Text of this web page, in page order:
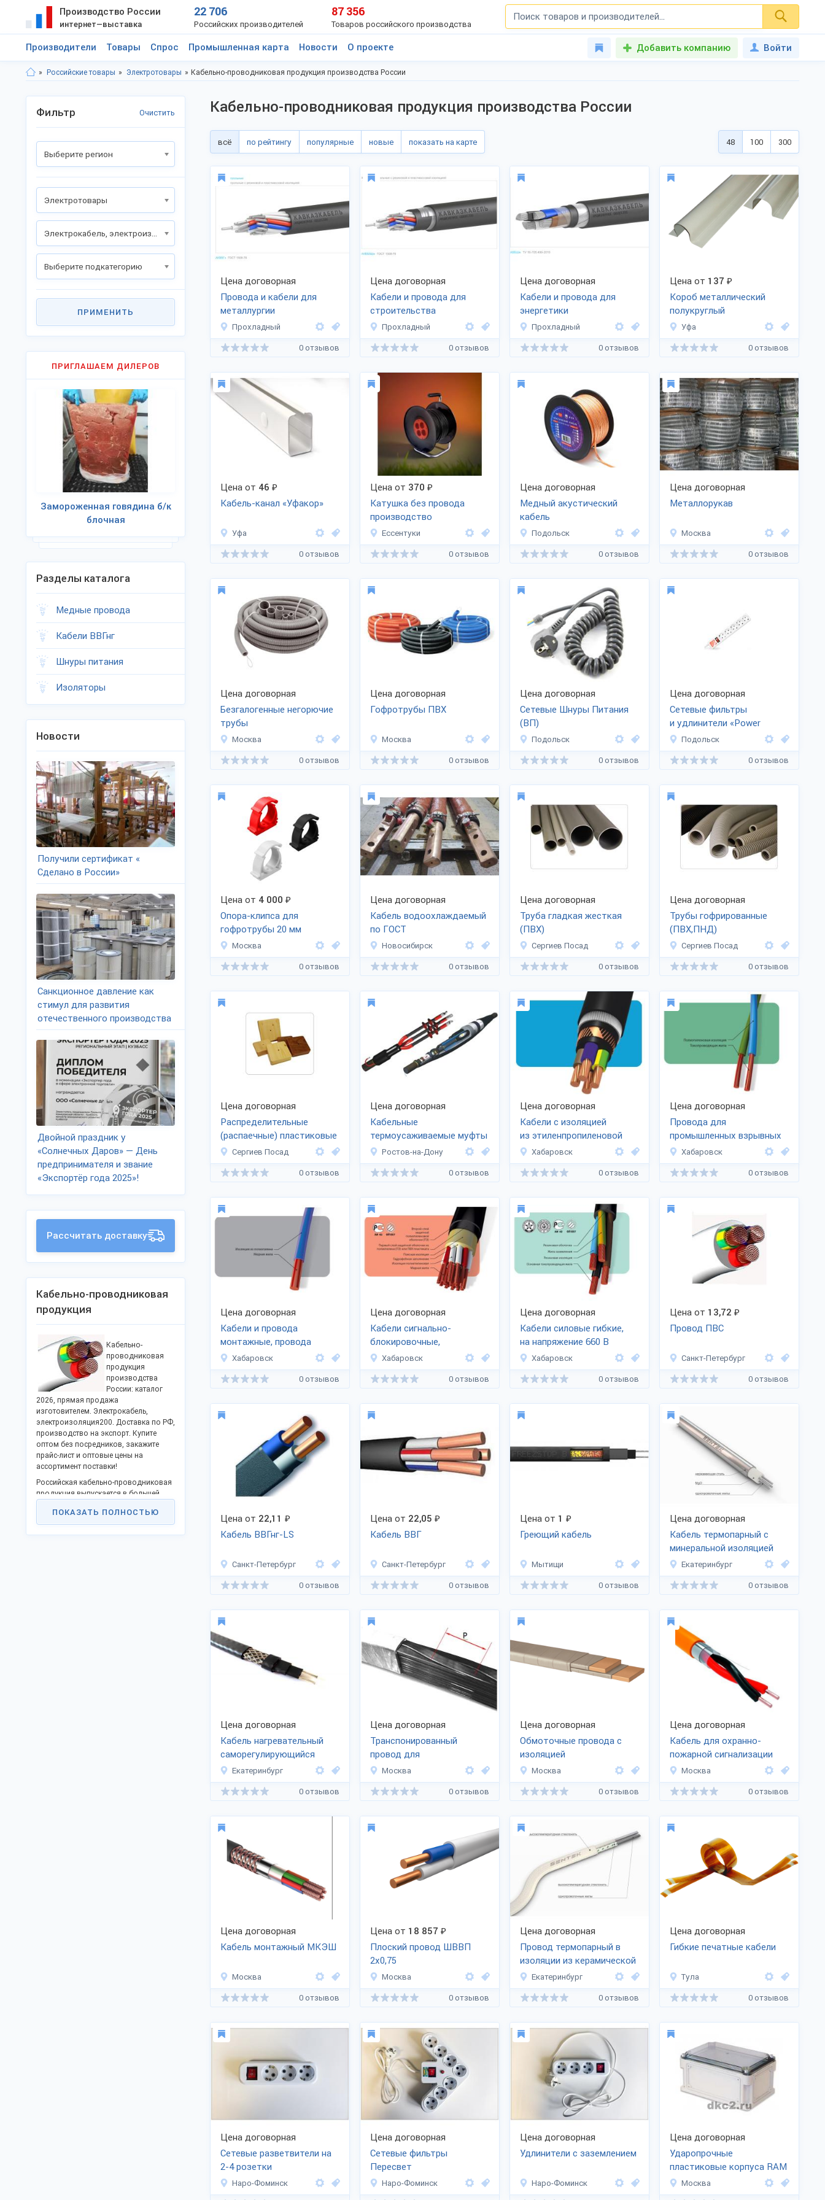
Производство России
интернет—выставка
22 706
Российских производителей
87 356
Товаров российского производства
Производители Товары Спрос Промышленная карта Новости О проекте Добавить компанию Войти
Российские товары Электротовары Кабельно-проводниковая продукция производства России
Кабельно-проводниковая продукция производства России
всё по рейтингу популярные новые показать на карте 48 100 300
Цена договорная
Провода и кабели для
металлургии
Прохладный
0 отзывов
Цена договорная
Кабели и провода для
строительства
Прохладный
0 отзывов
Цена договорная
Кабели и провода для
энергетики
Прохладный
0 отзывов
Цена от 137 ₽
Короб металлический
полукруглый
Уфа
0 отзывов
Цена от 46 ₽
Кабель-канал «Уфакор»
Уфа
0 отзывов
Цена от 370 ₽
Катушка без провода
производство
Ессентуки
0 отзывов
Цена договорная
Медный акустический
кабель
Подольск
0 отзывов
Цена договорная
Металлорукав
Москва
0 отзывов
Цена договорная
Безгалогенные негорючие
трубы
Москва
0 отзывов
Цена договорная
Гофротрубы ПВХ
Москва
0 отзывов
Цена договорная
Сетевые Шнуры Питания
(ВП)
Подольск
0 отзывов
Цена договорная
Сетевые фильтры
и удлинители «Power
Cube»/»Сила в Кубе»
Подольск
0 отзывов
Цена от 4 000 ₽
Опора-клипса для
гофротрубы 20 мм
Москва
0 отзывов
Цена договорная
Кабель водоохлаждаемый
по ГОСТ
Новосибирск
0 отзывов
Цена договорная
Труба гладкая жесткая
(ПВХ)
Сергиев Посад
0 отзывов
Цена договорная
Трубы гофрированные
(ПВХ,ПНД)
Сергиев Посад
0 отзывов
Цена договорная
Распределительные
(распаечные) пластиковые
коробки
Сергиев Посад
0 отзывов
Цена договорная
Кабельные
термоусаживаемые муфты
Ростов-на-Дону
0 отзывов
Цена договорная
Кабели с изоляцией
из этиленпропиленовой
резины, силовые
и контрольные ЭПРОТЕРМ
с изоляцией
этиленпропиленовой
резины
Хабаровск
0 отзывов
Цена договорная
Провода для
промышленных взрывных
работ ВП ГОСТ
6285-74
Хабаровск
0 отзывов
Цена договорная
Кабели и провода
монтажные, провода
с пластмассовой
изоляцией
Хабаровск
0 отзывов
Цена договорная
Кабели сигнально-
блокировочные,
с полиэтиленовой
изоляцией
в пластмассовой оболочке
Хабаровск
0 отзывов
Цена договорная
Кабели силовые гибкие,
на напряжение 660 В
Хабаровск
0 отзывов
Цена от 13,72 ₽
Провод ПВС
Санкт-Петербург
0 отзывов
Цена от 22,11 ₽
Кабель ВВГнг-LS
Санкт-Петербург
0 отзывов
Цена от 22,05 ₽
Кабель ВВГ
Санкт-Петербург
0 отзывов
Цена от 1 ₽
Греющий кабель
Мытищи
0 отзывов
Цена договорная
Кабель термопарный с
минеральной изоляцией
Екатеринбург
0 отзывов
Цена договорная
Кабель нагревательный
саморегулирующийся
Екатеринбург
0 отзывов
Цена договорная
Транспонированный
провод для
трансформаторов
Москва
0 отзывов
Цена договорная
Обмоточные провода с
изоляцией
Москва
0 отзывов
Цена договорная
Кабель для охранно-
пожарной сигнализации
Москва
0 отзывов
Цена договорная
Кабель монтажный МКЭШ
Москва
0 отзывов
Цена от 18 857 ₽
Плоский провод ШВВП
2х0,75
Москва
0 отзывов
Цена договорная
Провод термопарный в
изоляции из керамической
нитиЕкатеринбург
0 отзывов
Цена договорная
Гибкие печатные кабели
Тула
0 отзывов
Цена договорная
Сетевые разветвители на
2-4 розетки
Наро-Фоминск
Цена договорная
Сетевые фильтры
Пересвет
Наро-Фоминск
Цена договорная
Удлинители с заземлением
Наро-Фоминск
Цена договорная
Ударопрочные
пластиковые корпуса RAM
boxМосква
Фильтр Очистить
Выберите регион
Электротовары
Выберите подкатегорию
ПРИМЕНИТЬ
ПРИГЛАШАЕМ ДИЛЕРОВ
Замороженная говядина б/к
блочная
Разделы каталога
Медные провода
Кабели ВВГнг
Шнуры питания
Изоляторы
Новости
Получили сертификат «
Сделано в России»
Санкционное давление как
стимул для развития
отечественного производства
Двойной праздник у
«Солнечных Даров» — День
предпринимателя и звание
«Экспортёр года 2025»!
Рассчитать доставку
Кабельно-проводниковая
продукция
Кабельно-
проводниковая
продукция
производства
России: каталог
2026, прямая продажа
изготовителем. Электрокабель,
электроизоляция200. Доставка по РФ,
производство на экспорт. Купите
оптом без посредников, закажите
прайс-лист и оптовые цены на
ассортимент поставки!
Российская кабельно-проводниковая
продукция выпускается в большей
рынка и выпуск зависит от
внутреннего спроса, обусловленного
ПОКАЗАТЬ ПОЛНОСТЬЮ